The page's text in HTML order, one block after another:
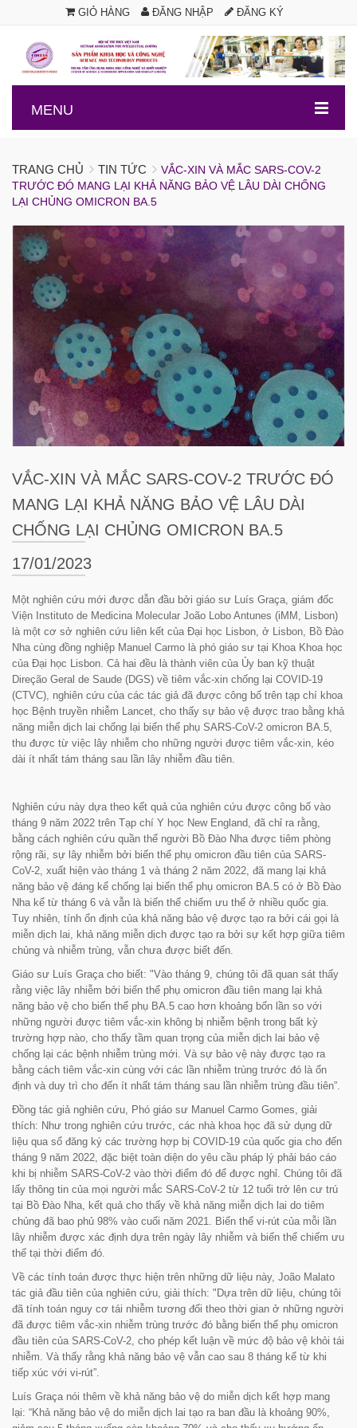
GIỎ HÀNG ĐĂNG NHẬP ĐĂNG KÝ
.
MENU
TRANG CHỦ TIN TỨC
VẮC-XIN VÀ MẮC SARS-COV-2
TRƯỚC ĐÓ MANG LẠI KHẢ NĂNG BẢO VỆ LÂU DÀI CHỐNG
LẠI CHỦNG OMICRON BA.5
VẮC-XIN VÀ MẮC SARS-COV-2 TRƯỚC ĐÓ
MANG LẠI KHẢ NĂNG BẢO VỆ LÂU DÀI
CHỐNG LẠI CHỦNG OMICRON BA.5
17/01/2023
Một nghiên cứu mới được dẫn đầu bởi giáo sư Luís Graça, giám đốc
Viện Instituto de Medicina Molecular João Lobo Antunes (iMM, Lisbon)
là một cơ sở nghiên cứu liên kết của Đại học Lisbon, ở Lisbon, Bồ Đào
Nha cùng đồng nghiệp Manuel Carmo là phó giáo sư tại Khoa Khoa học
của Đại học Lisbon. Cả hai đều là thành viên của Ủy ban kỹ thuật
Direção Geral de Saude (DGS) về tiêm vắc-xin chống lại COVID-19
(CTVC), nghiên cứu của các tác giả đã được công bố trên tạp chí khoa
học Bệnh truyền nhiễm Lancet, cho thấy sự bảo vệ được trao bằng khả
năng miễn dịch lai chống lại biến thể phụ SARS-CoV-2 omicron BA.5,
thu được từ việc lây nhiễm cho những người được tiêm vắc-xin, kéo
dài ít nhất tám tháng sau lần lây nhiễm đầu tiên.
Nghiên cứu này dựa theo kết quả của nghiên cứu được công bố vào
tháng 9 năm 2022 trên Tạp chí Y học New England , đã chỉ ra rằng,
bằng cách nghiên cứu quần thể người Bồ Đào Nha được tiêm phòng
rộng rãi, sự lây nhiễm bởi biến thể phụ omicron đầu tiên của SARS-
CoV-2, xuất hiện vào tháng 1 và tháng 2 năm 2022, đã mang lại khả
năng bảo vệ đáng kể chống lại biến thể phụ omicron BA.5 có ở Bồ Đào
Nha kể từ tháng 6 và vẫn là biến thể chiếm ưu thế ở nhiều quốc gia.
Tuy nhiên, tính ổn định của khả năng bảo vệ được tạo ra bởi cái gọi là
miễn dịch lai, khả năng miễn dịch được tạo ra bởi sự kết hợp giữa tiêm
chủng và nhiễm trùng, vẫn chưa được biết đến.
Giáo sư Luís Graça cho biết: "Vào tháng 9, chúng tôi đã quan sát thấy
rằng việc lây nhiễm bởi biến thể phụ omicron đầu tiên mang lại khả
năng bảo vệ cho biến thể phụ BA.5 cao hơn khoảng bốn lần so với
những người được tiêm vắc-xin không bị nhiễm bệnh trong bất kỳ
trường hợp nào, cho thấy tầm quan trọng của miễn dịch lai bảo vệ
chống lại các bệnh nhiễm trùng mới. Và sự bảo vệ này được tạo ra
bằng cách tiêm vắc-xin cùng với các lần nhiễm trùng trước đó là ổn
định và duy trì cho đến ít nhất tám tháng sau lần nhiễm trùng đầu tiên”.
Đồng tác giả nghiên cứu, Phó giáo sư Manuel Carmo Gomes, giải
thích: Như trong nghiên cứu trước, các nhà khoa học đã sử dụng dữ
liệu qua sổ đăng ký các trường hợp bị COVID-19 của quốc gia cho đến
tháng 9 năm 2022, đặc biệt toàn diện do yêu cầu pháp lý phải báo cáo
khi bị nhiễm SARS-CoV-2 vào thời điểm đó để được nghỉ. Chúng tôi đã
lấy thông tin của mọi người mắc SARS-CoV-2 từ 12 tuổi trở lên cư trú
tại Bồ Đào Nha, kết quả cho thấy về khả năng miễn dịch lai do tiêm
chủng đã bao phủ 98% vào cuối năm 2021. Biến thể vi-rút của mỗi lần
lây nhiễm được xác định dựa trên ngày lây nhiễm và biến thể chiếm ưu
thế tại thời điểm đó.
Về các tính toán được thực hiện trên những dữ liệu này, João Malato
tác giả đầu tiên của nghiên cứu, giải thích: "Dựa trên dữ liệu, chúng tôi
đã tính toán nguy cơ tái nhiễm tương đối theo thời gian ở những người
đã được tiêm vắc-xin nhiễm trùng trước đó bằng biến thể phụ omicron
đầu tiên của SARS-CoV-2, cho phép kết luận về mức độ bảo vệ khỏi tái
nhiễm. Và thấy rằng khả năng bảo vệ vẫn cao sau 8 tháng kể từ khi
tiếp xúc với vi-rút”.
Luís Graça nói thêm về khả năng bảo vệ do miễn dịch kết hợp mang
lại: “Khả năng bảo vệ do miễn dịch lai tạo ra ban đầu là khoảng 90%,